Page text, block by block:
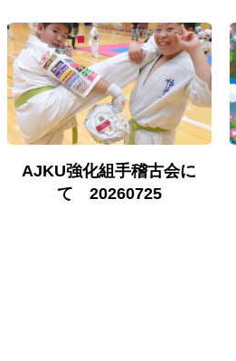
AJKU強化組手稽古会に
て 20260725